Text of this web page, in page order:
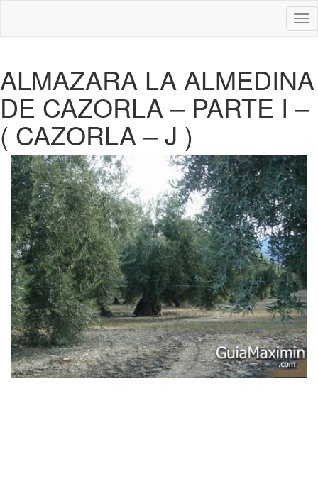
ALMAZARA LA ALMEDINA
DE CAZORLA – PARTE I –
( CAZORLA – J )